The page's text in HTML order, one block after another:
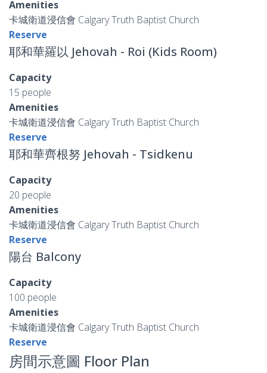
Amenities
卡城衛道浸信會 Calgary Truth Baptist Church
Reserve
耶和華羅以 Jehovah - Roi (Kids Room)
Capacity
15 people
Amenities
卡城衛道浸信會 Calgary Truth Baptist Church
Reserve
耶和華齊根努 Jehovah - Tsidkenu
Capacity
20 people
Amenities
卡城衛道浸信會 Calgary Truth Baptist Church
Reserve
陽台 Balcony
Capacity
100 people
Amenities
卡城衛道浸信會 Calgary Truth Baptist Church
Reserve
房間示意圖 Floor Plan